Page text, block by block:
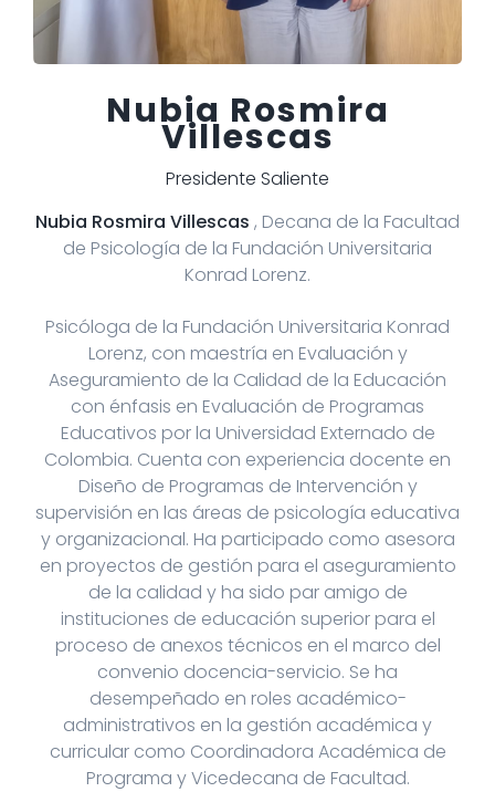
Nubia Rosmira
Villescas
Presidente Saliente
Nubia Rosmira Villescas , Decana de la Facultad
de Psicología de la Fundación Universitaria
Konrad Lorenz.
Psicóloga de la Fundación Universitaria Konrad
Lorenz, con maestría en Evaluación y
Aseguramiento de la Calidad de la Educación
con énfasis en Evaluación de Programas
Educativos por la Universidad Externado de
Colombia. Cuenta con experiencia docente en
Diseño de Programas de Intervención y
supervisión en las áreas de psicología educativa
y organizacional. Ha participado como asesora
en proyectos de gestión para el aseguramiento
de la calidad y ha sido par amigo de
instituciones de educación superior para el
proceso de anexos técnicos en el marco del
convenio docencia-servicio. Se ha
desempeñado en roles académico-
administrativos en la gestión académica y
curricular como Coordinadora Académica de
Programa y Vicedecana de Facultad.